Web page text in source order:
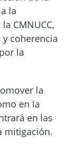
la
CMNUCC,
coherencia
la
la
en la
en las
mitigación.